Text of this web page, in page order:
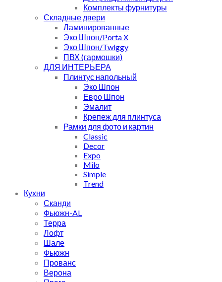
Комплекты фурнитуры
Складные двери
Ламинированные
Эко Шпон/Porta X
Эко Шпон/Twiggy
ПВХ (гармошки)
ДЛЯ ИНТЕРЬЕРА
Плинтус напольный
Эко Шпон
Евро Шпон
Эмалит
Крепеж для плинтуса
Рамки для фото и картин
Classic
Decor
Expo
Milo
Simple
Trend
Кухни
Сканди
Фьюжн-AL
Терра
Лофт
Шале
Фьюжн
Прованс
Верона